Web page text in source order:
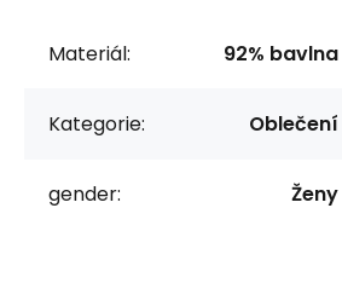
Materiál: 92% bavlna
Kategorie: Oblečení
gender: Ženy